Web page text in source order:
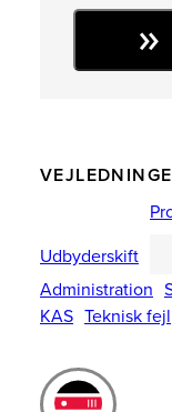
Udbyderskift
Administration
KAS Teknisk fejl